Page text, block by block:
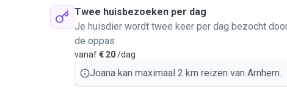
Twee huisbezoeken per dag
Je huisdier wordt twee keer per dag bezocht
de oppas.
vanaf€ 20/dag
Joana kan maximaal 2 km reizen van Arnhem.